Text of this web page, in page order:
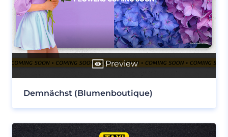
Preview
Demnächst (Blumenboutique)